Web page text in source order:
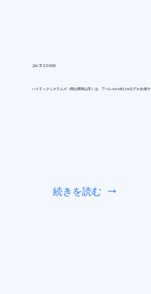
26/7/22 0:00
ハイテックシステムズ（岡山県岡山市）は、アパレルEC向けAIモデル生成
続きを読む